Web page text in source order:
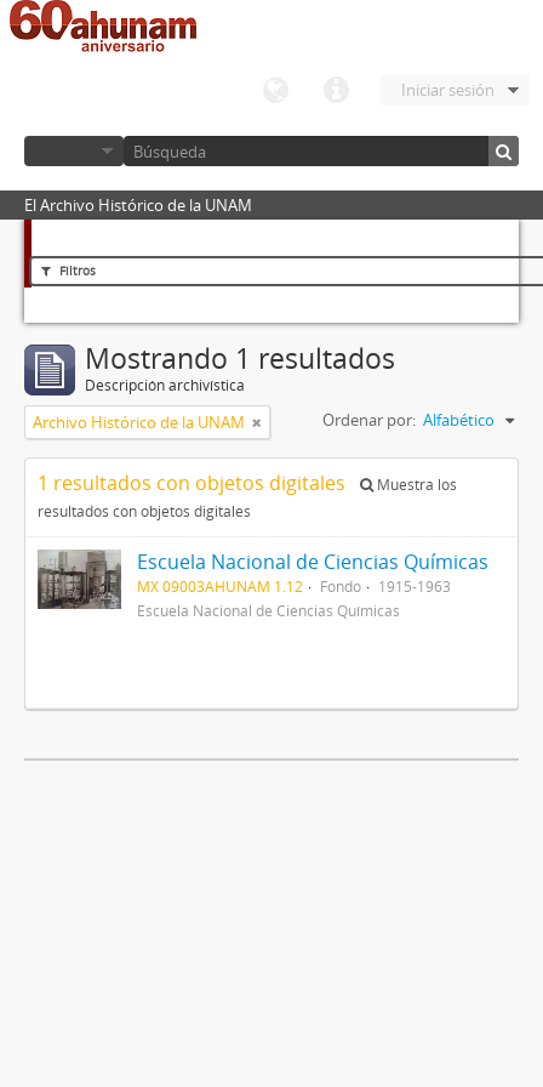
Iniciar sesión
El Archivo Histórico de la UNAM
Filtros
Mostrando 1 resultados
Descripción archivística
Archivo Histórico de la UNAM Ordenar por: Alfabético
1 resultados con objetos digitales
Muestra los
resultados con objetos digitales
Escuela Nacional de Ciencias Químicas
MX 09003AHUNAM 1.12 Fondo
1915-1963
Escuela Nacional de Ciencias Químicas